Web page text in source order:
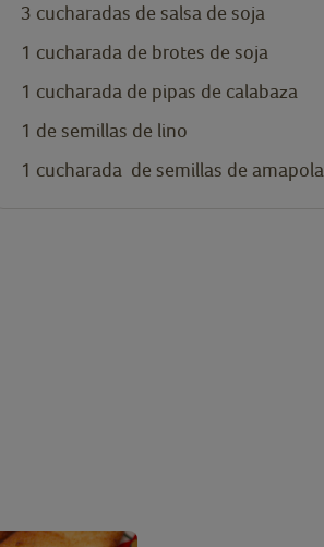
3 cucharadas de salsa de soja
1 cucharada de brotes de soja
1 cucharada de pipas de calabaza
1 de semillas de lino
1 cucharada de semillas de amapola